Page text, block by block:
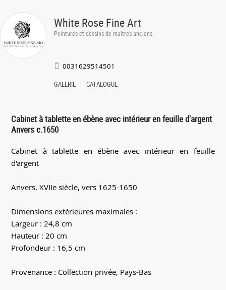
White Rose Fine Art
Peintures et dessins de maîtres anciens.
0031629514501
GALERIE CATALOGUE
Cabinet à tablette en ébène avec intérieur en feuille d'argent
Anvers c.1650
Cabinet à tablette en ébène avec intérieur en feuille
d'argent
Anvers, XVIIe siècle, vers 1625-1650
Dimensions extérieures maximales :
Largeur : 24,8 cm
Hauteur : 20 cm
Profondeur : 16,5 cm
Provenance : Collection privée, Pays-Bas